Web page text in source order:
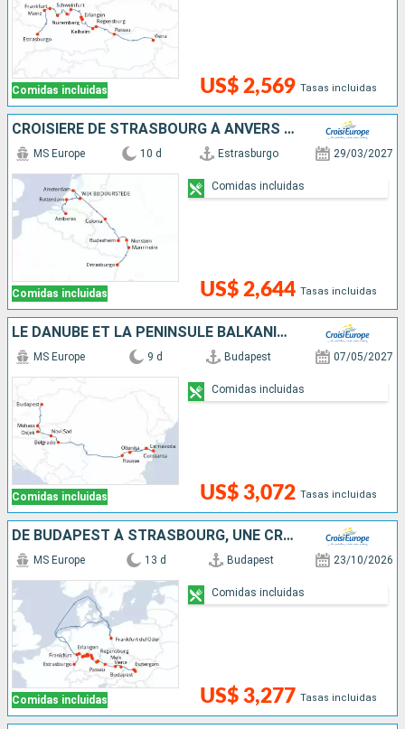
Comidas incluidas US$ 2,569 Tasas incluidas
CROISIÈRE DE STRASBOURG À ANVERS : LE RHIN ROMANTIQUE ET LA HOLLANDE
Comidas incluidas
MS Europe 10 d Estrasburgo 29/03/2027
US$ 2,644 Tasas incluidas
Comidas incluidas
LE DANUBE ET LA PÉNINSULE BALKANIQUE - DE BUDAPEST À BUCAREST
Comidas incluidas
MS Europe 9 d Budapest 07/05/2027
US$ 3,072 Tasas incluidas
Comidas incluidas
DE BUDAPEST À STRASBOURG, UNE CROISIÈRE TRANSEUROPÉENNE
Comidas incluidas
MS Europe 13 d Budapest 23/10/2026
US$ 3,277 Tasas incluidas
Comidas incluidas